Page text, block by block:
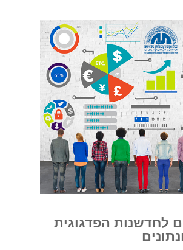
לחדשנות הפדגוגית